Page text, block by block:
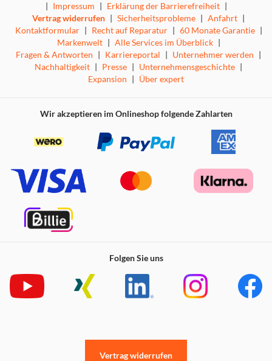
| Impressum | Erklärung der Barrierefreiheit |
Vertrag widerrufen | Sicherheitsprobleme | Anfahrt |
Kontaktformular | Recht auf Reparatur | 60 Monate Garantie |
Markenwelt | Alle Services im Überblick |
Fragen & Antworten | Karriereportal | Unternehmer werden |
Nachhaltigkeit | Presse | Unternehmensgeschichte |
Expansion | Über expert
Wir akzeptieren im Onlineshop folgende Zahlarten
Folgen Sie uns
Vertrag widerrufen